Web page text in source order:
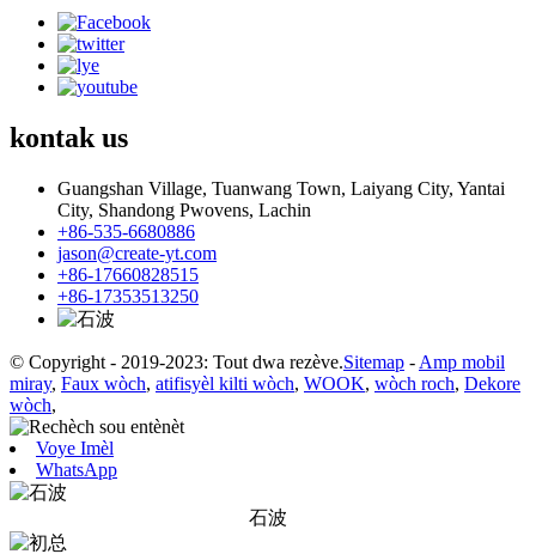
kontakus
Guangshan Village, Tuanwang Town, Laiyang City, Yantai
City, Shandong Pwovens, Lachin
+86-535-6680886
jason@create-yt.com
+86-17660828515
+86-17353513250
© Copyright - 2019-2023: Tout dwa rezève.Sitemap - Amp mobil
miray, Faux wòch, atifisyèl kilti wòch, WOOK, wòch roch, Dekore
wòch,
Voye Imèl
WhatsApp
石波